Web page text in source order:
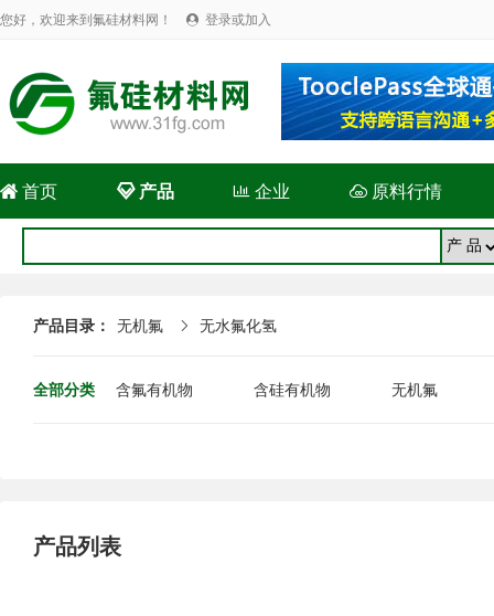
您好，欢迎来到氟硅材料网！  登录或加入
 首页 产品  企业 原料行情
产品目录： 无机氟  无水氟化氢
全部分类 含氟有机物 含硅有机物 无机氟
产品列表